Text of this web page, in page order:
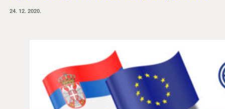
24. 12. 2020.